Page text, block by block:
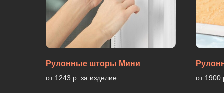
Рулонные шторы Мини
от 1243 р. за изделие от 1900